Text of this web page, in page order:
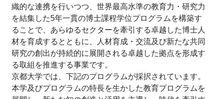
織的な連携を行いつつ、世界最高水準の教育力・研究力
を結集した5年一貫の博士課程学位プログラムを構築す
ることで、あらゆるセクターを牽引する卓越した博士人
材を育成するとともに、人材育成・交流及び新たな共同
研究の創出が持続的に展開される卓越した拠点を形成す
る取組を推進する事業です。
京都大学では、下記のプログラムが採択されています。
本学及びプログラムの特長を生かした教育プログラムを